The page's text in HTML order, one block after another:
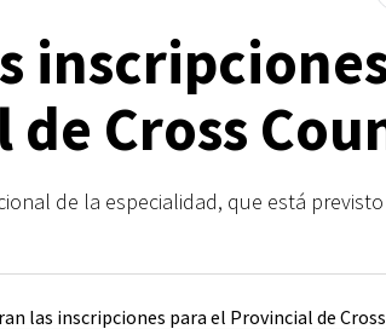
Cross
de la especialidad, que está